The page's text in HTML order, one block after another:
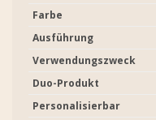
Farbe
Ausführung
Verwendungszweck
Duo-Produkt
Personalisierbar